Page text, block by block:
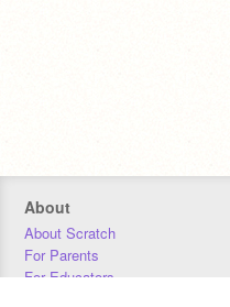
About
About Scratch
For Parents
For Educators